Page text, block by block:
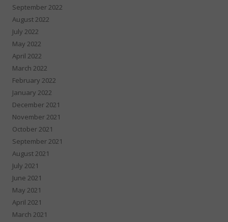
September 2022
August 2022
July 2022
May 2022
April 2022
March 2022
February 2022
January 2022
December 2021
November 2021
October 2021
September 2021
August 2021
July 2021
June 2021
May 2021
April 2021
March 2021